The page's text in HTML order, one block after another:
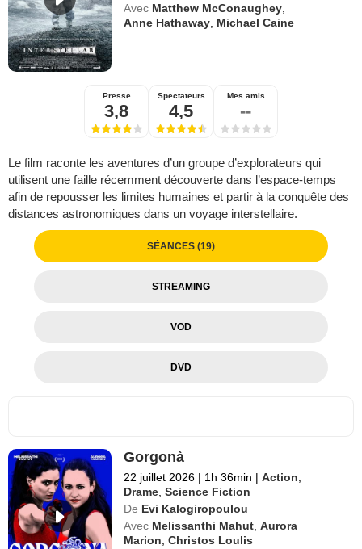
Avec Matthew McConaughey
Anne Hathaway Michael Caine
Presse
3,8
Spectateurs
4,5
Mes amis
--
Le film raconte les aventures d’un groupe d’explorateurs qui
utilisent une faille récemment découverte dans l’espace-temps
afin de repousser les limites humaines et partir à la conquête des
distances astronomiques dans un voyage interstellaire.
SÉANCES (19)
STREAMING
VOD
DVD
Gorgonà
22 juillet 2026 | 1h 36min | Action
Drame ,Science Fiction
De Evi Kalogiropoulou
Avec Melissanthi Mahut ,Aurora
Marion ,Christos Loulis